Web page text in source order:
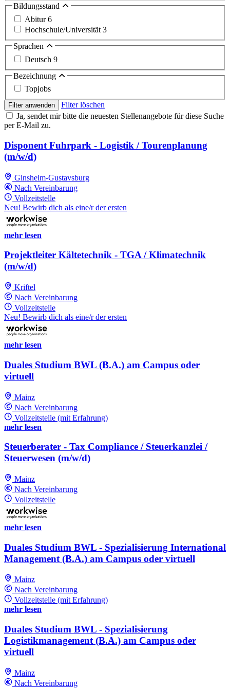
Bildungsstand
Abitur6
Hochschule/Universität 3
Sprachen
Deutsch 9
Bezeichnung
Topjobs
Filter anwenden
Filter löschen
Ja, sendet mir bitte die neuesten Stellenangebote für diese Suche
per E-Mail zu.
Disponent Fuhrpark - Logistik / Tourenplanung
(m/w/d)
Ginsheim-Gustavsburg
Nach Vereinbarung
Vollzeitstelle
Neu! Bewirb dich als eine/r der ersten
mehr lesen
Projektleiter Kältetechnik - TGA / Klimatechnik
(m/w/d)
Kriftel
Nach Vereinbarung
Vollzeitstelle
Neu! Bewirb dich als eine/r der ersten
mehr lesen
Duales Studium BWL (B.A.) am Campus oder
virtuell
Mainz
Nach Vereinbarung
Vollzeitstelle (mit Erfahrung)
mehr lesen
Steuerberater - Tax Compliance / Steuerkanzlei /
Steuerwesen (m/w/d)
Mainz
Nach Vereinbarung
Vollzeitstelle
mehr lesen
Duales Studium BWL - Spezialisierung International
Management (B.A.) am Campus oder virtuell
Mainz
Nach Vereinbarung
Vollzeitstelle (mit Erfahrung)
mehr lesen
Duales Studium BWL - Spezialisierung
Logistikmanagement (B.A.) am Campus oder
virtuell
Mainz
Nach Vereinbarung